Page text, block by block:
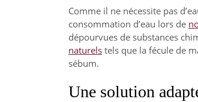
Comme il ne nécessite pas
consommation d’eau lors de
dépourvues de substances
naturels tels que la fécule de
sébum.
Une solution